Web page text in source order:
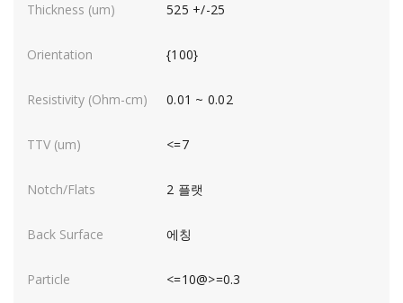
525 +/-25
{100}
0.01 ~ 0.02
<=7
2 플랫
에칭
<=10@>=0.3